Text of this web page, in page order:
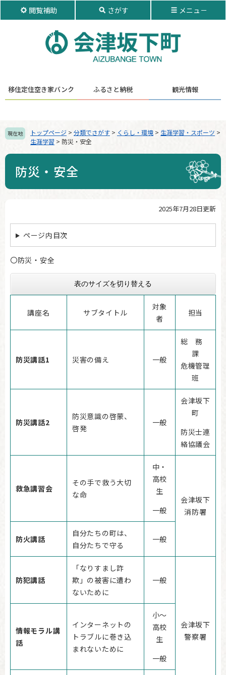
本
閲覧補助 さがす メニュ－
移住定住空き家バンク ふるさと納税 観光情報
現在地 トップページ > 分類でさがす > くらし・環境 > 生涯学習・スポーツ >
生涯学習 > 防災・安全
防災・安全
2025年7月28日更新
ページ内目次
〇防災・安全
表のサイズを切り替える
講座名 サブタイトル
対象
者
担当
防災講話1 災害の備え 一般
総 務
課
危機管理
班
防災講話2
防災意識の啓蒙、
啓発
一般
会津坂下
町
防災士連
絡協議会
救急講習会
その手で救う大切
な命
中・
高校
生
一般
会津坂下
消防署
防火講話
自分たちの町は、
自分たちで守る
一般
防犯講話
「なりすまし詐
欺」の被害に遭わ
ないために
一般
会津坂下
警察署
情報モラル講
話
インターネットの
トラブルに巻き込
まれないために
小～
高校
生
一般